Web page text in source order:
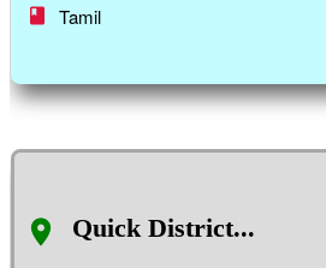
Tamil
Quick District...